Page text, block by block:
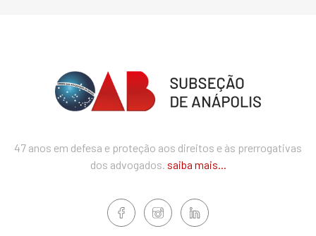
47 anos em defesa e proteção aos direitos e às prerrogativas
dos advogados. saiba mais...